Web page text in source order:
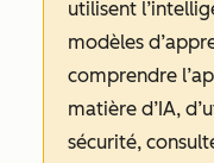
utilisent
modèles
comprendre
matière d’IA,
sécurité,